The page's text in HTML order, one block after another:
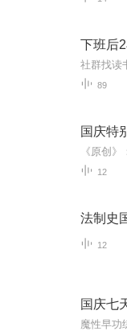
下班后
89
国庆特
12
法制史
12
国庆七
魔性早功